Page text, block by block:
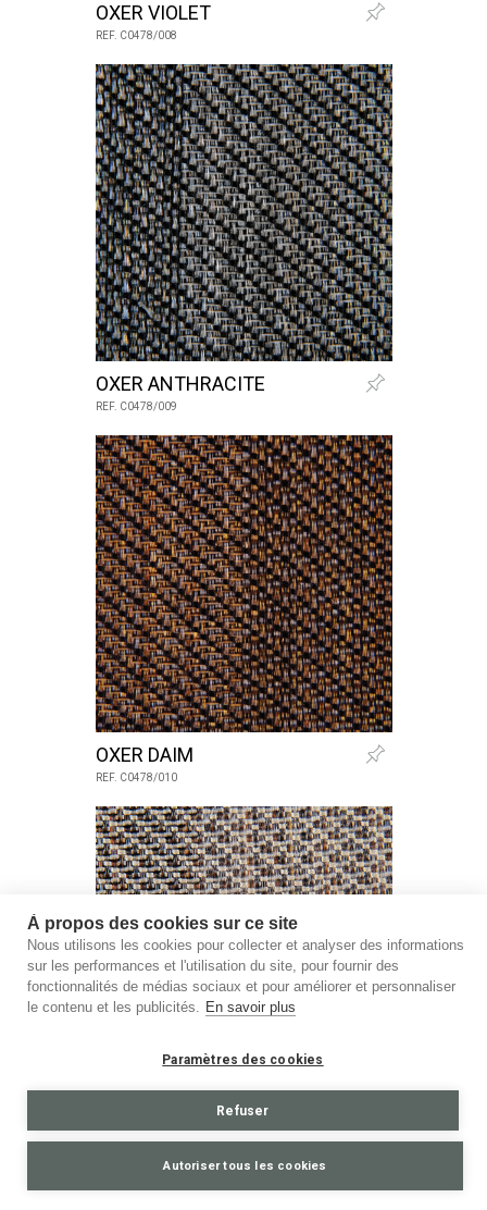
À propos des cookies sur ce site
Nous utilisons les cookies pour collecter et analyser des informations
sur les performances et l'utilisation du site, pour fournir des
fonctionnalités de médias sociaux et pour améliorer et personnaliser
le contenu et les publicités. En savoir plus
Paramètres des cookies
Refuser
Autoriser tous les cookies
OXER VIOLET
REF. C0478/008
OXER ANTHRACITE
REF. C0478/009
OXER DAIM
REF. C0478/010
OXER SABLE